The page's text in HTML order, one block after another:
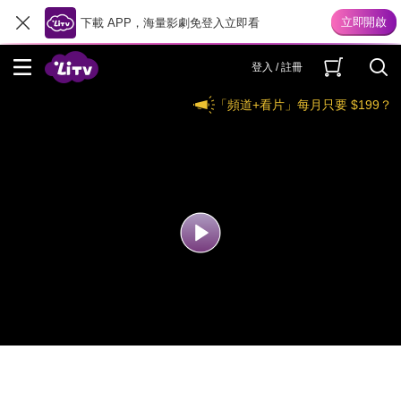
下載 APP，海量影劇免登入立即看
登入 / 註冊
「頻道+看片」每月只要 $199？